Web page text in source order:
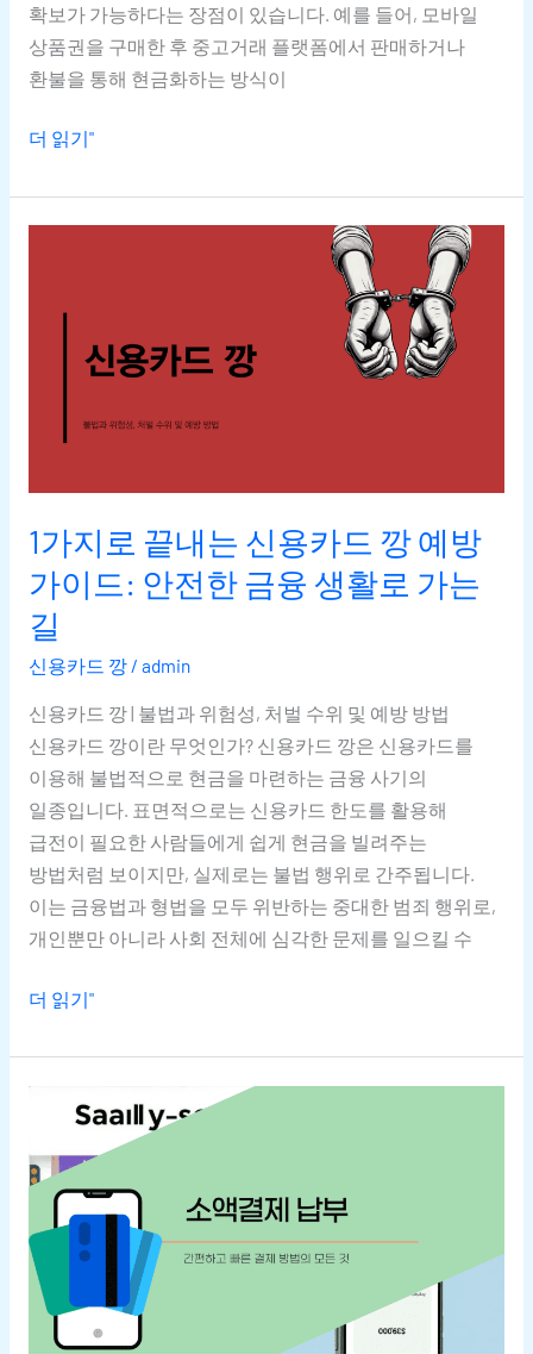
확보가 가능하다는 장점이 있습니다. 예를 들어, 모바일
상품권을 구매한 후 중고거래 플랫폼에서 판매하거나
환불을 통해 현금화하는 방식이
더 읽기"
1가지로 끝내는 신용카드 깡 예방
가이드: 안전한 금융 생활로 가는
길
신용카드 깡/ admin
신용카드 깡 | 불법과 위험성, 처벌 수위 및 예방 방법
신용카드 깡이란 무엇인가? 신용카드 깡은 신용카드를
이용해 불법적으로 현금을 마련하는 금융 사기의
일종입니다. 표면적으로는 신용카드 한도를 활용해
급전이 필요한 사람들에게 쉽게 현금을 빌려주는
방법처럼 보이지만, 실제로는 불법 행위로 간주됩니다.
이는 금융법과 형법을 모두 위반하는 중대한 범죄 행위로,
개인뿐만 아니라 사회 전체에 심각한 문제를 일으킬 수
안전한
생활로
가는
길
더 읽기"
소액결제
활용
사례
6가지와
실생활
적용